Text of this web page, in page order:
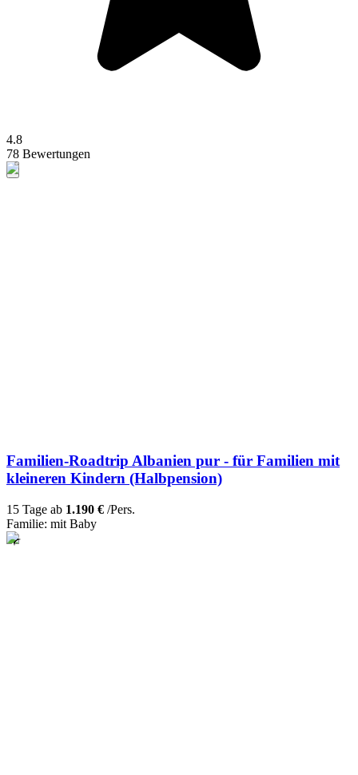
4.8
78 Bewertungen
Familien-Roadtrip Albanien pur - für Familien mit
kleineren Kindern (Halbpension)
15 Tage ab 1.190 € /Pers.
Familie: mit Baby